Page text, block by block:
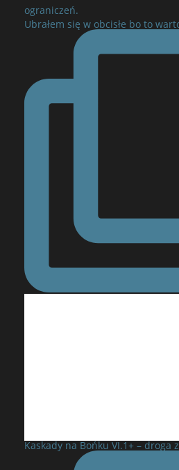
ograniczeń.
Ubrałem się w obcisłe bo to
Kaskady na Bońku VI.1+ – droga